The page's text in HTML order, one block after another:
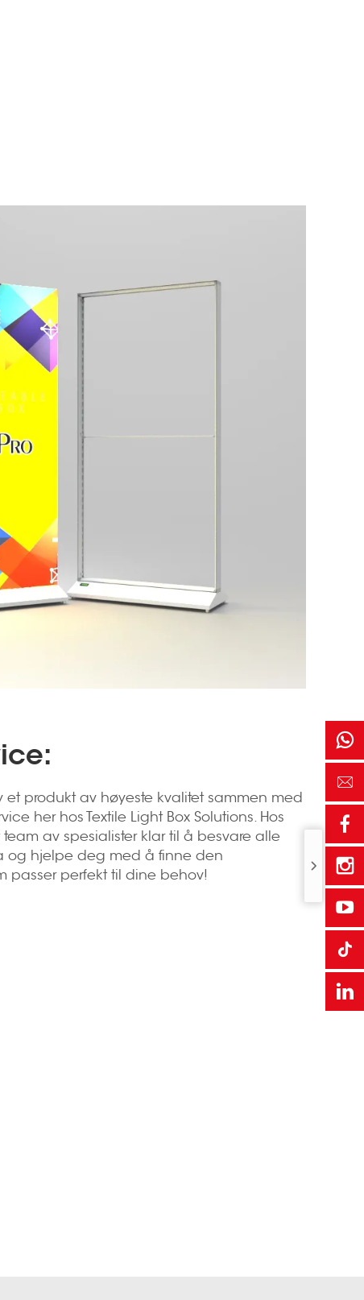
et produkt av høyeste kvalitet sammen med
her hos Textile Light Box Solutions. Hos
av spesialister klar til å besvare alle
og hjelpe deg med å finne den
passer perfekt til dine behov!